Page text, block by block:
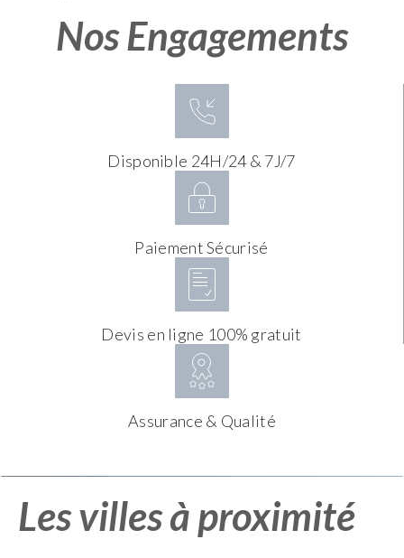
Nos Engagements
Disponible 24H/24 & 7J/7
Paiement Sécurisé
Devis en ligne 100% gratuit
Assurance & Qualité
Les villes à proximité